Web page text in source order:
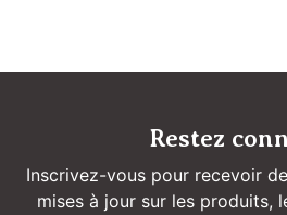
Restez
Inscrivez-vous pour recevoir
mises à jour sur les produits,